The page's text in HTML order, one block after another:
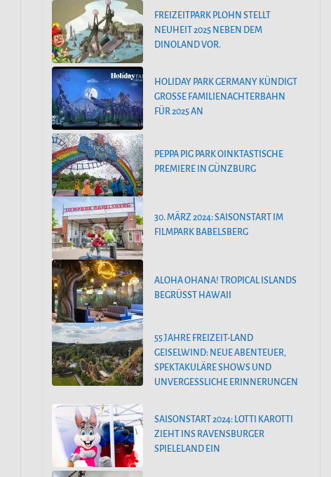
FREIZEITPARK PLOHN STELLT
NEUHEIT 2025 NEBEN DEM
DINOLAND VOR.
HOLIDAY PARK GERMANY KÜNDIGT
GROSSE FAMILIENACHTERBAHN F
ÜR 2025 AN
PEPPA PIG PARK OINKTASTISCHE
PREMIERE IN GÜNZBURG
30. MÄRZ 2024: SAISONSTART IM
FILMPARK BABELSBERG
ALOHA OHANA! TROPICAL ISLANDS
BEGRÜSST HAWAII
55 JAHRE FREIZEIT-LAND
GEISELWIND: NEUE ABENTEUER,
SPEKTAKULÄRE SHOWS UND
UNVERGESSLICHE ERINNERUNGEN
SAISONSTART 2024: LOTTI KAROTTI
ZIEHT INS RAVENSBURGER
SPIELELAND EIN